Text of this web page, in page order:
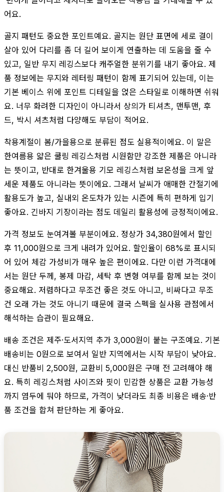
어요.
골지 패턴도 중요한 포인트예요. 골지는 원단 표면에 세로 결이
살아 있어 다리를 좀 더 길어 보이게 연출하는 데 도움을 줄 수
있고, 일반 무지 레깅스보다 캐주얼한 분위기를 내기 좋아요. 제
품 정보에는 무지와 레터링 패턴이 함께 표기되어 있는데, 이는
기본 베이스 위에 포인트 디테일을 얹은 스타일로 이해하면 쉬워
요. 너무 화려한 디자인이 아니라서 상의가 티셔츠, 맨투맨, 후
드, 박시 셔츠처럼 다양해도 부담이 적어요.
착용계절이 봄/가을용으로 분류된 점도 실용적이에요. 이 말은
한여름용 얇은 쿨링 레깅스처럼 시원함만 강조한 제품은 아니라
는 뜻이고, 반대로 한겨울용 기모 레깅스처럼 보온성을 크게 앞
세운 제품도 아니라는 뜻이에요. 그래서 날씨가 애매한 간절기에
활용도가 높고, 실내외 온도차가 있는 시즌에 특히 편하게 입기
좋아요. 긴바지 기장이라는 점도 데일리 활용성에 긍정적이에요.
가격 정보도 눈여겨볼 부분이에요. 정상가 34,380원에서 할인
후 11,000원으로 크게 내려가 있어요. 할인율이 68%로 표시되
어 있어 체감 가성비가 매우 높은 편이에요. 다만 이런 가격대에
서는 원단 두께, 봉제 마감, 세탁 후 변형 여부를 함께 보는 것이
중요해요. 저렴하다고 무조건 좋은 것도 아니고, 비싸다고 무조
건 오래 가는 것도 아니기 때문에 결국 스펙을 실사용 관점에서
해석하는 습관이 필요해요.
배송 조건은 제주·도서지역 추가 3,000원이 붙는 구조예요. 기본
배송비는 0원으로 보여서 일반 지역에서는 시작 부담이 낮아요.
대신 반품비 2,500원, 교환비 5,000원은 구매 전 고려해야 해
요. 특히 레깅스처럼 사이즈와 핏이 민감한 상품은 교환 가능성
까지 염두에 둬야 하므로, 가격이 낮더라도 최종 비용은 배송·반
품 조건을 합쳐 판단하는 게 좋아요.